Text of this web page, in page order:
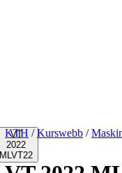
VT
2022
MLVT22
KTH / Kurswebb /